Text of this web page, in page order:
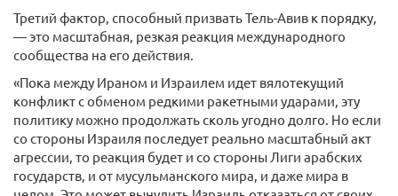
Третий фактор, способный призвать Тель-Авив к порядку,
— это масштабная, резкая реакция международного
сообщества на его действия.
«Пока между Ираном и Израилем идет вялотекущий
конфликт с обменом редкими ракетными ударами, эту
политику можно продолжать сколь угодно долго. Но если
со стороны Израиля последует реально масштабный акт
агрессии, то реакция будет и со стороны Лиги арабских
государств, и от мусульманского мира, и даже мира в